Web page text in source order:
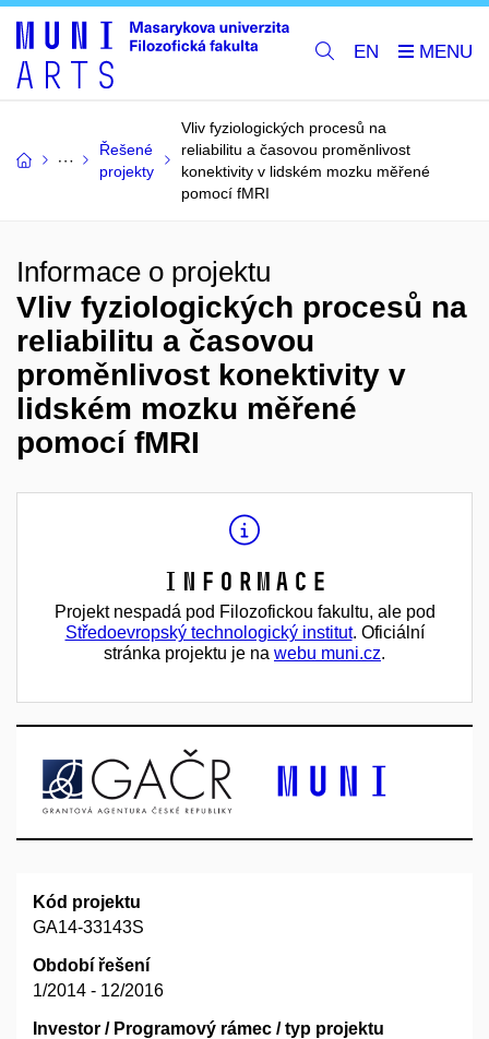
EN
Řešené
projekty
Vliv fyziologických procesů na
reliabilitu a časovou proměnlivost
konektivity v lidském mozku měřené
pomocí fMRI
Informace o projektu
Vliv fyziologických procesů na
reliabilitu a časovou
proměnlivost konektivity v
lidském mozku měřené
pomocí fMRI
Informace
Projekt nespadá pod Filozofickou fakultu, ale pod
Středoevropský technologický institut. Oficiální
stránka projektu je na webu muni.cz.
Kód projektu
GA14-33143S
Období řešení
1/2014 - 12/2016
Investor / Programový rámec / typ projektu